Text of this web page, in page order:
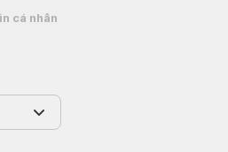
cá nhân